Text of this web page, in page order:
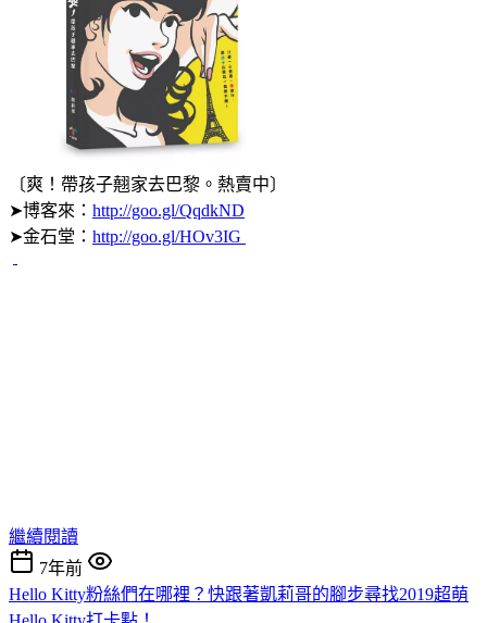
〔爽！帶孩子翹家去巴黎。熱賣中〕
➤博客來： http://goo.gl/QqdkND
➤金石堂： http://goo.gl/HOv3IG
繼續閱讀
7年前
Hello Kitty粉絲們在哪裡？快跟著凱莉哥的腳步尋找2019超萌